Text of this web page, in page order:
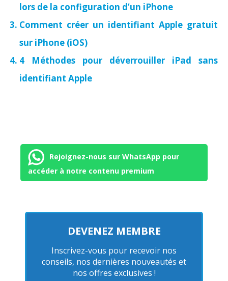
lors de la configuration d’un iPhone
Comment créer un identifiant Apple gratuit
sur iPhone (iOS)
4 Méthodes pour déverrouiller iPad sans
identifiant Apple
Rejoignez-nous sur WhatsApp pour
accéder à notre contenu premium
DEVENEZ MEMBRE
Inscrivez-vous pour recevoir nos
conseils, nos dernières nouveautés et
nos offres exclusives !